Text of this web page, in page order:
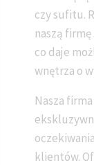
czy sufitu.
naszą
co daje
wnętrza o
Nasza
klientów.